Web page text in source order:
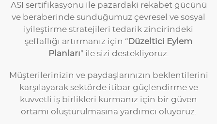
ASI sertifikasyonu ile pazardaki rekabet gücünü
ve beraberinde sunduğumuz çevresel ve sosyal
iyileştirme stratejileri tedarik zincirindeki
şeffaflığı artırmanız için “ Düzeltici Eylem
Planları” ile sizi destekliyoruz.
Müşterilerinizin ve paydaşlarınızın beklentilerini
karşılayarak sektörde itibar güçlendirme ve
kuvvetli iş birlikleri kurmanız için bir güven
ortamı oluşturulmasına yardımcı oluyoruz.